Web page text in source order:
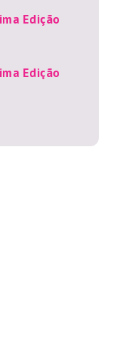
Edição
Edição